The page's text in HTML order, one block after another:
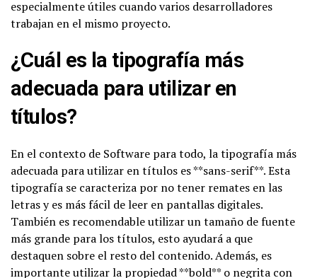
especialmente útiles cuando varios desarrolladores
trabajan en el mismo proyecto.
¿Cuál es la tipografía más
adecuada para utilizar en
títulos?
En el contexto de Software para todo, la tipografía más
adecuada para utilizar en títulos es **sans-serif**. Esta
tipografía se caracteriza por no tener remates en las
letras y es más fácil de leer en pantallas digitales.
También es recomendable utilizar un tamaño de fuente
más grande para los títulos, esto ayudará a que
destaquen sobre el resto del contenido. Además, es
importante utilizar la propiedad **bold** o negrita con